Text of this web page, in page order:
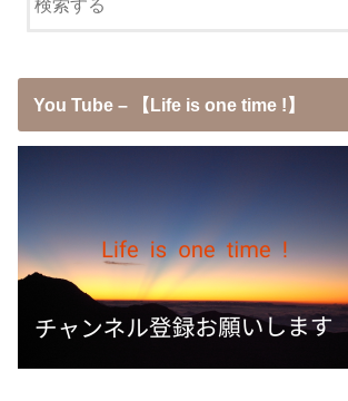
You Tube – 【Life is one time !】